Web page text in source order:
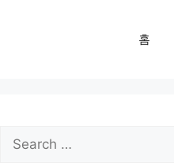
홈
Search
for: